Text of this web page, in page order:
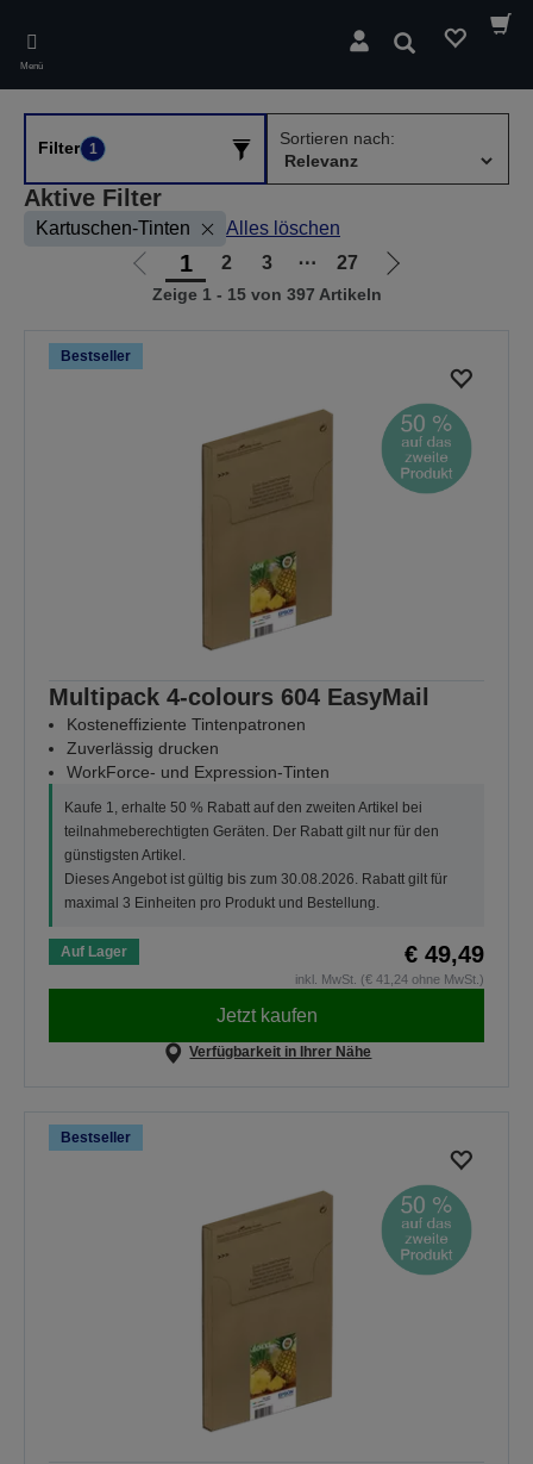
main
content
Menü
Suchen
Filter 1
Sortieren nach:
Aktive Filter
Kartuschen-Tinten Alles löschen
Zur
vorherigen
1 2 3 ⋯ 27
Zur
Zeige 1 - 15 von 397 Artikeln
Bestseller
Multipack 4-colours 604 EasyMail
Kosteneffiziente Tintenpatronen
Zuverlässig drucken
WorkForce- und Expression-Tinten
Kaufe 1, erhalte 50 % Rabatt auf den zweiten Artikel bei
teilnahmeberechtigten Geräten. Der Rabatt gilt nur für den
günstigsten Artikel.
Dieses Angebot ist gültig bis zum 30.08.2026. Rabatt gilt für
maximal 3 Einheiten pro Produkt und Bestellung.
Auf Lager € 49,49
inkl. MwSt. (€ 41,24 ohne MwSt.)
Jetzt kaufen
Verfügbarkeit in Ihrer Nähe
Bestseller